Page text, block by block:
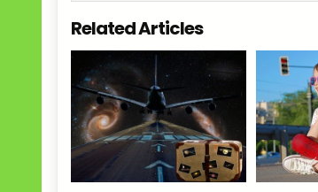
Related Articles